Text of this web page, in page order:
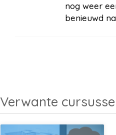
nog weer
benieuwd
Verwante